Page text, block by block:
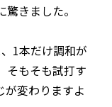
きました。
1本だけ調和が
そもそも試打す
が変わりますよ